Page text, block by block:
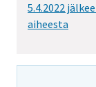
5.4.2022
aiheesta